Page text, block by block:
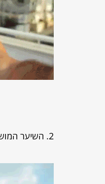
2. השיער המושלם של נאור